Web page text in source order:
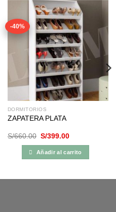
-40%
DORMITORIOS
ZAPATERA PLATA
S/660.00 El
original
era:
S/399.00El
actual
es:
Añadir al carrito